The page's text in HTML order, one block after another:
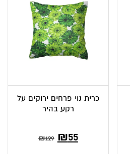
כרית נוי פרחים ירוקים על
רקע בהיר
₪129 המחיר
₪55המחיר